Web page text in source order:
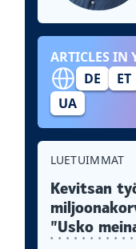
ARTICLES IN
DE
ET
UA
LUETUIMMAT
Kevitsan
”Usko